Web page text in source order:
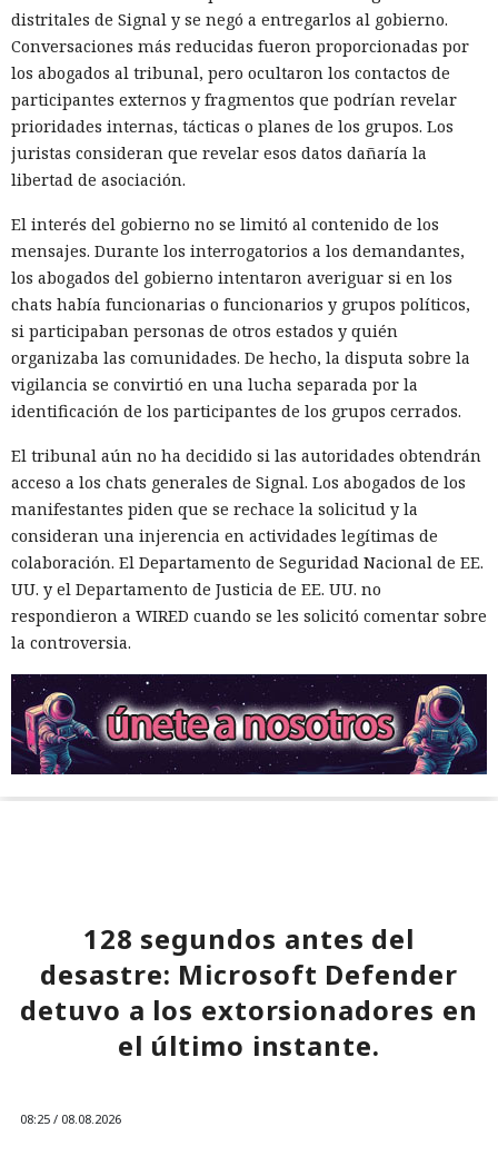
distritales de Signal y se negó a entregarlos al gobierno.
Conversaciones más reducidas fueron proporcionadas por
los abogados al tribunal, pero ocultaron los contactos de
participantes externos y fragmentos que podrían revelar
prioridades internas, tácticas o planes de los grupos. Los
juristas consideran que revelar esos datos dañaría la
libertad de asociación.
El interés del gobierno no se limitó al contenido de los
mensajes. Durante los interrogatorios a los demandantes,
los abogados del gobierno intentaron averiguar si en los
chats había funcionarias o funcionarios y grupos políticos,
si participaban personas de otros estados y quién
organizaba las comunidades. De hecho, la disputa sobre la
vigilancia se convirtió en una lucha separada por la
identificación de los participantes de los grupos cerrados.
El tribunal aún no ha decidido si las autoridades obtendrán
acceso a los chats generales de Signal. Los abogados de los
manifestantes piden que se rechace la solicitud y la
consideran una injerencia en actividades legítimas de
colaboración. El Departamento de Seguridad Nacional de EE.
UU. y el Departamento de Justicia de EE. UU. no
respondieron a WIRED cuando se les solicitó comentar sobre
la controversia.
128 segundos antes del
desastre: Microsoft Defender
detuvo a los extorsionadores en
el último instante.
08:25 / 08.08.2026